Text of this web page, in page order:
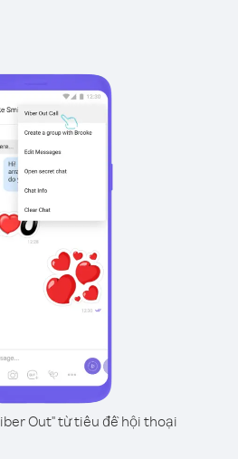
Out" từ tiêu đề hội thoại